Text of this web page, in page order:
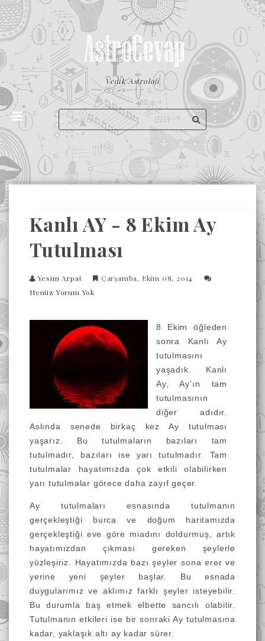
Vedik Astroloji
Kanlı AY - 8 Ekim Ay
Tutulması
Yesim Arpat
Çarşamba, Ekim 08, 2014
Henüz Yorum Yok
8 Ekim öğleden
sonra Kanlı Ay
tutulmasını
yaşadık. Kanlı
Ay, Ay’ın tam
tutulmasının
diğer adıdır.
Aslında senede birkaç kez Ay tutulması
yaşarız. Bu tutulmaların bazıları tam
tutulmadır, bazıları ise yarı tutulmadır. Tam
tutulmalar hayatımızda çok etkili olabilirken
yarı tutulmalar görece daha zayıf geçer.
Ay tutulmaları esnasında tutulmanın
gerçekleştiği burca ve doğum haritamızda
gerçekleştiği eve göre miadını doldurmuş, artık
hayatımızdan çıkması gereken şeylerle
yüzleşiriz. Hayatımızda bazı şeyler sona erer ve
yerine yeni şeyler başlar. Bu esnada
duygularımız ve aklımız farklı şeyler isteyebilir.
Bu durumla baş etmek elbette sancılı olabilir.
Tutulmanın etkileri ise bir sonraki Ay tutulmasına
kadar, yaklaşık altı ay kadar sürer.